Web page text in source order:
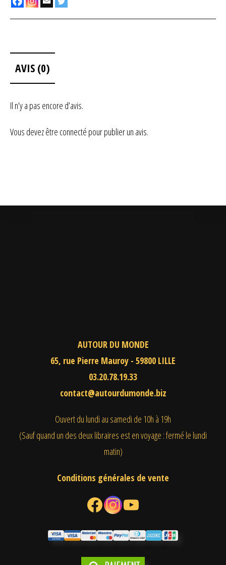
AVIS (0)
Il n’y a pas encore d’avis.
Vous devez être connecté pour publier un avis.
AUTOUR DU MONDE
65, rue Pierre Mauroy - 59800 LILLE
03.20.78.19.33
contact@autourdumonde.biz
Ouvert du lundi au samedi de 10h à 19h
(Sauf quand un des deux libraires est en voyage : fermé le lundi
matin)
Conditions générales de vente
Facebook Instagram YouTube